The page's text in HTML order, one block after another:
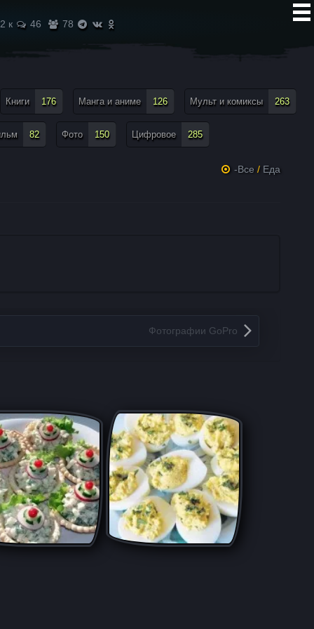
2 к 46 78
Книги 176 Манга и аниме 126 Мульт и комиксы 263
82 Фото 150 Цифровое 285
-Все / Еда
Фотографии GoPro